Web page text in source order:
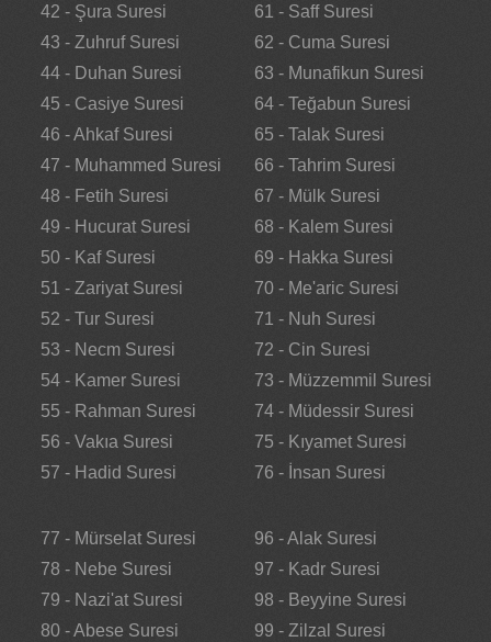
42 - Şura Suresi
43 - Zuhruf Suresi
44 - Duhan Suresi
45 - Casiye Suresi
46 - Ahkaf Suresi
47 - Muhammed Suresi
48 - Fetih Suresi
49 - Hucurat Suresi
50 - Kaf Suresi
51 - Zariyat Suresi
52 - Tur Suresi
53 - Necm Suresi
54 - Kamer Suresi
55 - Rahman Suresi
56 - Vakıa Suresi
57 - Hadid Suresi
61 - Saff Suresi
62 - Cuma Suresi
63 - Munafikun Suresi
64 - Teğabun Suresi
65 - Talak Suresi
66 - Tahrim Suresi
67 - Mülk Suresi
68 - Kalem Suresi
69 - Hakka Suresi
70 - Me'aric Suresi
71 - Nuh Suresi
72 - Cin Suresi
73 - Müzzemmil Suresi
74 - Müdessir Suresi
75 - Kıyamet Suresi
76 - İnsan Suresi
77 - Mürselat Suresi
78 - Nebe Suresi
79 - Nazi'at Suresi
80 - Abese Suresi
96 - Alak Suresi
97 - Kadr Suresi
98 - Beyyine Suresi
99 - Zilzal Suresi